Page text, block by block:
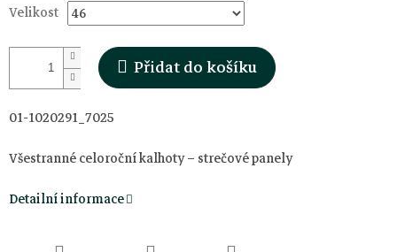
Velikost
Přidat do košíku
01-1020291_7025
Všestranné celoroční kalhoty – strečové panely
Detailní informace